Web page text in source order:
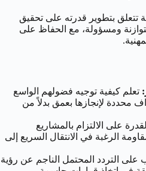
حياتية تتعلق بتطوير قدرته على تحقيق
ومسؤولة، مع الحفاظ على
تعلم كيفية توجيه فضولهم الواسع
محددة لإنجازها بعمق بدلاً من
على الالتزام بالمشاريع
الرغبة في الانتقال السريع إلى
على التردد المحتمل الناجم عن رؤية